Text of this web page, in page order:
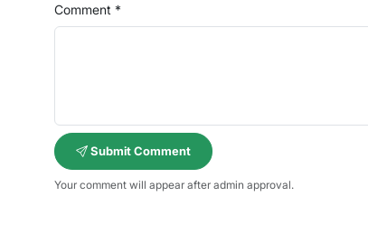
Comment *
Submit Comment
Your comment will appear after admin approval.